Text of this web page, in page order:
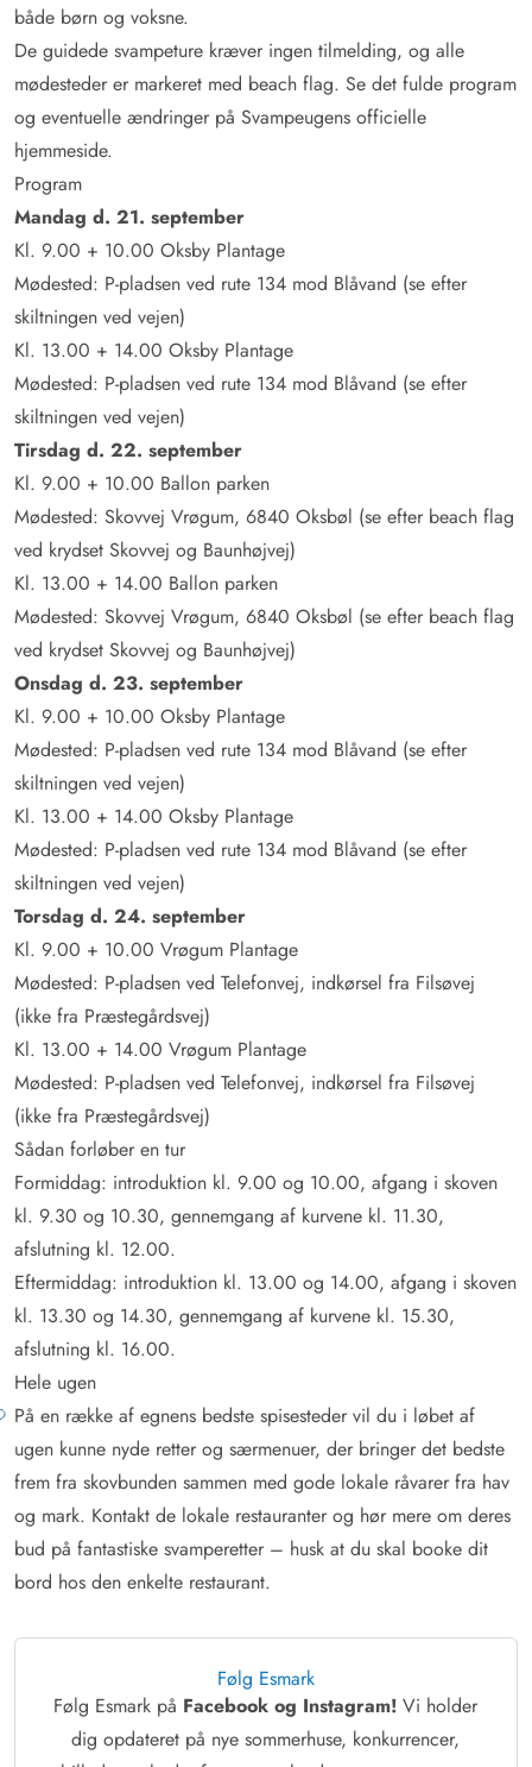
både børn og voksne.
De guidede svampeture kræver ingen tilmelding, og alle
mødesteder er markeret med beach flag. Se det fulde program
og eventuelle ændringer på Svampeugens officielle
hjemmeside.
Program
Mandag d. 21. september
Kl. 9.00 + 10.00 Oksby Plantage
Mødested: P-pladsen ved rute 134 mod Blåvand (se efter
skiltningen ved vejen)
Kl. 13.00 + 14.00 Oksby Plantage
Mødested: P-pladsen ved rute 134 mod Blåvand (se efter
skiltningen ved vejen)
Tirsdag d. 22. september
Kl. 9.00 + 10.00 Ballon parken
Mødested: Skovvej Vrøgum, 6840 Oksbøl (se efter beach flag
ved krydset Skovvej og Baunhøjvej)
Kl. 13.00 + 14.00 Ballon parken
Mødested: Skovvej Vrøgum, 6840 Oksbøl (se efter beach flag
ved krydset Skovvej og Baunhøjvej)
Onsdag d. 23. september
Kl. 9.00 + 10.00 Oksby Plantage
Mødested: P-pladsen ved rute 134 mod Blåvand (se efter
skiltningen ved vejen)
Kl. 13.00 + 14.00 Oksby Plantage
Mødested: P-pladsen ved rute 134 mod Blåvand (se efter
skiltningen ved vejen)
Torsdag d. 24. september
Kl. 9.00 + 10.00 Vrøgum Plantage
Mødested: P-pladsen ved Telefonvej, indkørsel fra Filsøvej
(ikke fra Præstegårdsvej)
Kl. 13.00 + 14.00 Vrøgum Plantage
Mødested: P-pladsen ved Telefonvej, indkørsel fra Filsøvej
(ikke fra Præstegårdsvej)
Sådan forløber en tur
Formiddag: introduktion kl. 9.00 og 10.00, afgang i skoven
kl. 9.30 og 10.30, gennemgang af kurvene kl. 11.30,
afslutning kl. 12.00.
Eftermiddag: introduktion kl. 13.00 og 14.00, afgang i skoven
kl. 13.30 og 14.30, gennemgang af kurvene kl. 15.30,
afslutning kl. 16.00.
Hele ugen
På en række af egnens bedste spisesteder vil du i løbet af
ugen kunne nyde retter og særmenuer, der bringer det bedste
frem fra skovbunden sammen med gode lokale råvarer fra hav
og mark. Kontakt de lokale restauranter og hør mere om deres
bud på fantastiske svamperetter – husk at du skal booke dit
bord hos den enkelte restaurant.
Følg Esmark
Følg Esmark på Facebook og Instagram! Vi holder
dig opdateret på nye sommerhuse, konkurrencer,